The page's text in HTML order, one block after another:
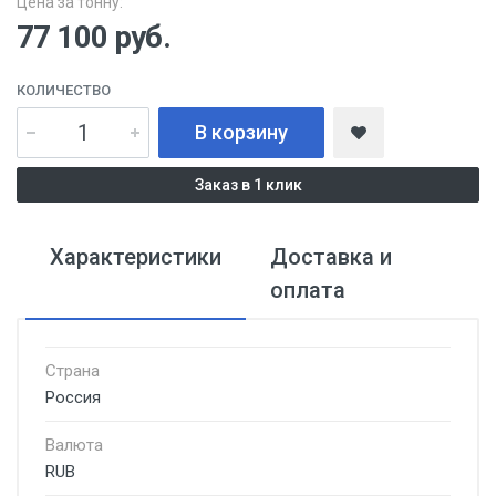
77 100 руб.
КОЛИЧЕСТВО
В корзину
Заказ в 1 клик
Характеристики
Доставка и
оплата
Страна
Россия
Валюта
RUB